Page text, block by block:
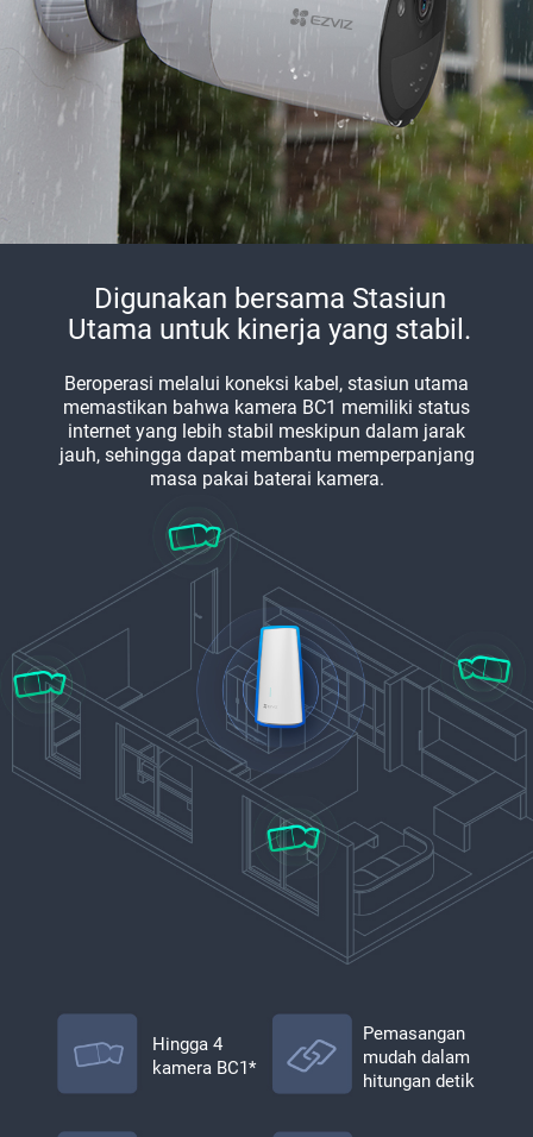
Digunakan bersama Stasiun
Utama untuk kinerja yang stabil.
Beroperasi melalui koneksi kabel, stasiun utama
memastikan bahwa kamera BC1 memiliki status
internet yang lebih stabil meskipun dalam jarak
jauh, sehingga dapat membantu memperpanjang
masa pakai baterai kamera.
Hingga 4
kamera BC1*
Pemasangan
mudah dalam
hitungan detik